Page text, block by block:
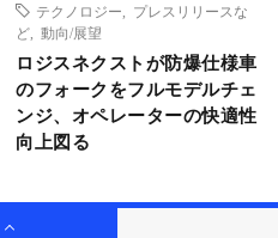
テクノロジー
プレスリリースな
ど
動向/展望
ロジスネクストが防爆仕様車
のフォークをフルモデルチェ
ンジ、オペレーターの快適性
向上図る